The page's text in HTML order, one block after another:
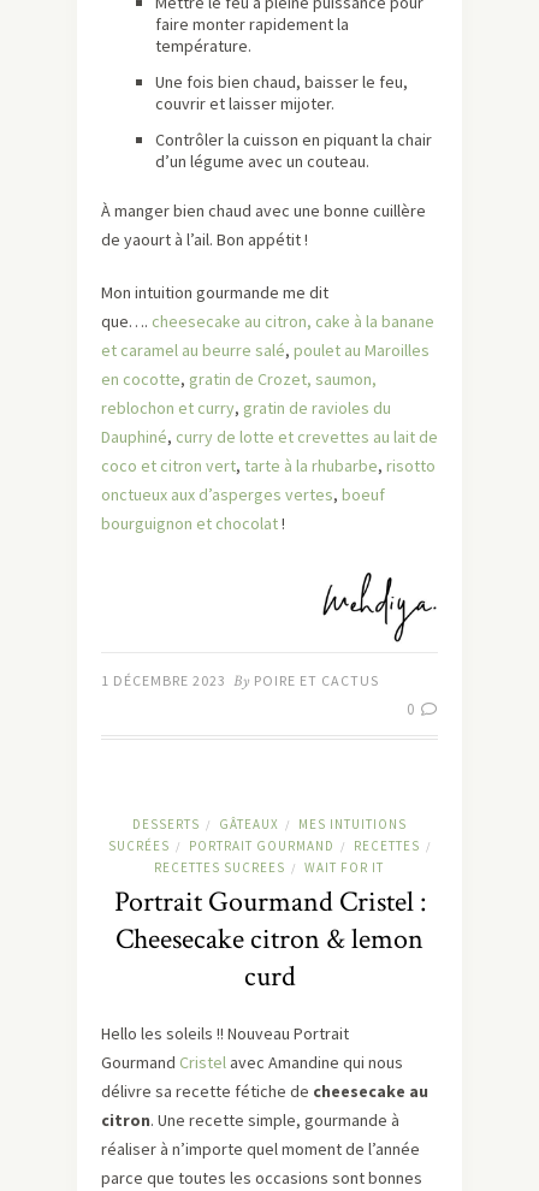
faire monter rapidement la
température.
Une fois bien chaud, baisser le feu,
couvrir et laisser mijoter.
Contrôler la cuisson en piquant la chair
d’un légume avec un couteau.
À manger bien chaud avec une bonne cuillère
de yaourt à l’ail. Bon appétit !
Mon intuition gourmande me dit
que…. cheesecake au citron, cake à la banane
et caramel au beurre salé, poulet au Maroilles
en cocotte, gratin de Crozet, saumon,
reblochon et curry, gratin de ravioles du
Dauphiné, curry de lotte et crevettes au lait de
coco et citron vert, tarte à la rhubarbe, risotto
onctueux aux d’asperges vertes, boeuf
bourguignon et chocolat!
1 DÉCEMBRE 2023 By POIRE ET CACTUS
0
DESSERTS / GÂTEAUX /
MES INTUITIONS
SUCRÉES / PORTRAIT GOURMAND / RECETTES /
RECETTES SUCREES / WAIT FOR IT
Portrait Gourmand Cristel :
Cheesecake citron & lemon
curd
Hello les soleils !! Nouveau Portrait
Gourmand Cristel avec Amandine qui nous
délivre sa recette fétiche de cheesecake au
citron. Une recette simple, gourmande à
réaliser à n’importe quel moment de l’année
parce que toutes les occasions sont bonnes